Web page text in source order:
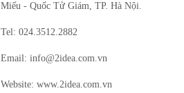
Miếu - Quốc Tử Giám, TP. Hà Nội.
Tel: 024.3512.2882
Email: info@2idea.com.vn
Website: www.2idea.com.vn